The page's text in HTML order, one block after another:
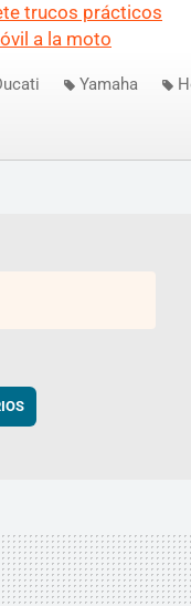
trucos prácticos
a la moto
Yamaha